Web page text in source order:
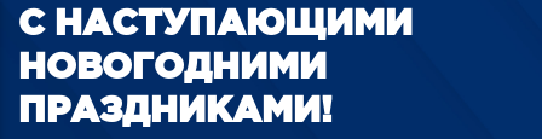
С НАСТУПАЮЩИМИ
НОВОГОДНИМИ
ПРАЗДНИКАМИ!